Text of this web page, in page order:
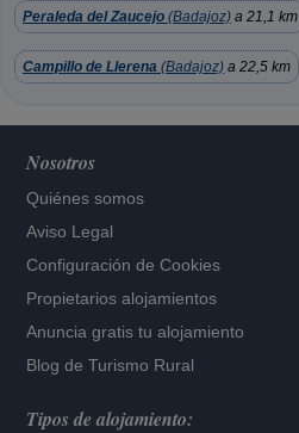
Peraleda del Zaucejo (Badajoz) a 21,1 km
Campillo de Llerena (Badajoz) a 22,5 km
Nosotros
Quiénes somos
Aviso Legal
Configuración de Cookies
Propietarios alojamientos
Anuncia gratis tu alojamiento
Blog de Turismo Rural
Tipos de alojamiento: